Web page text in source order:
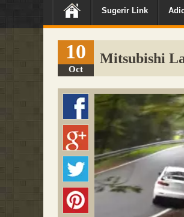
Sugerir Link
10
Oct
Mitsubishi